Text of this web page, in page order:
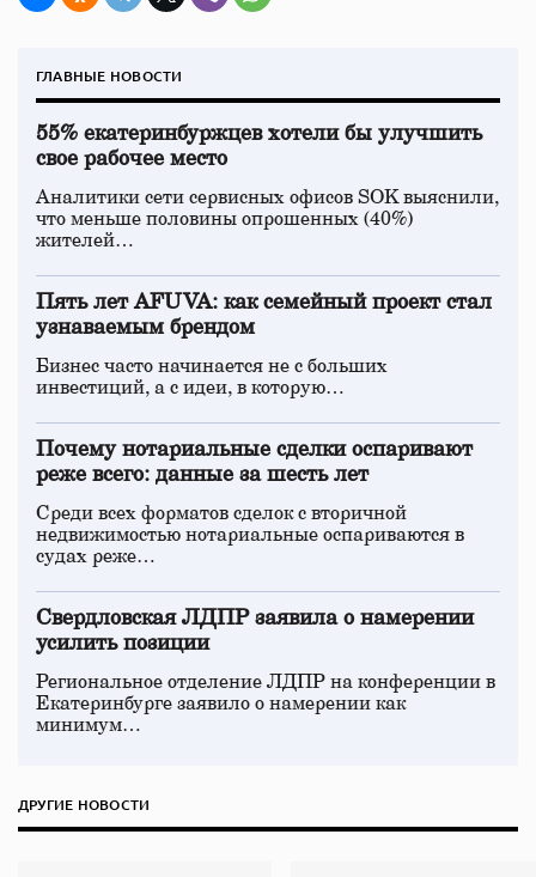
ГЛАВНЫЕ НОВОСТИ
55% екатеринбуржцев хотели бы улучшить
свое рабочее место
Аналитики сети сервисных офисов SOK выяснили,
что меньше половины опрошенных (40%)
жителей…
Пять лет AFUVA: как семейный проект стал
узнаваемым брендом
Бизнес часто начинается не с больших
инвестиций, а с идеи, в которую…
Почему нотариальные сделки оспаривают
реже всего: данные за шесть лет
Среди всех форматов сделок с вторичной
недвижимостью нотариальные оспариваются в
судах реже…
Свердловская ЛДПР заявила о намерении
усилить позиции
Региональное отделение ЛДПР на конференции в
Екатеринбурге заявило о намерении как
минимум…
ДРУГИЕ НОВОСТИ